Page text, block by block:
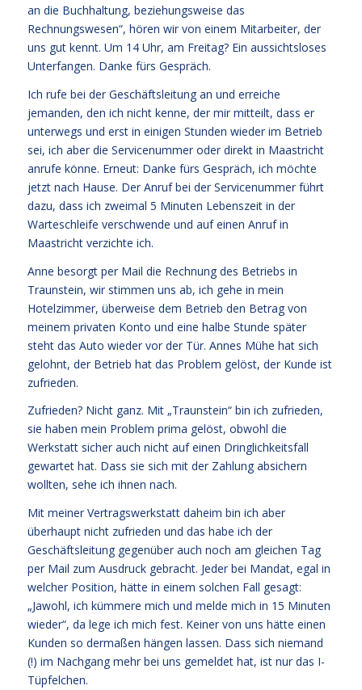
an die Buchhaltung, beziehungsweise das
Rechnungswesen“, hören wir von einem Mitarbeiter, der
uns gut kennt. Um 14 Uhr, am Freitag? Ein aussichtsloses
Unterfangen. Danke fürs Gespräch.
Ich rufe bei der Geschäftsleitung an und erreiche
jemanden, den ich nicht kenne, der mir mitteilt, dass er
unterwegs und erst in einigen Stunden wieder im Betrieb
sei, ich aber die Servicenummer oder direkt in Maastricht
anrufe könne. Erneut: Danke fürs Gespräch, ich möchte
jetzt nach Hause. Der Anruf bei der Servicenummer führt
dazu, dass ich zweimal 5 Minuten Lebenszeit in der
Warteschleife verschwende und auf einen Anruf in
Maastricht verzichte ich.
Anne besorgt per Mail die Rechnung des Betriebs in
Traunstein, wir stimmen uns ab, ich gehe in mein
Hotelzimmer, überweise dem Betrieb den Betrag von
meinem privaten Konto und eine halbe Stunde später
steht das Auto wieder vor der Tür. Annes Mühe hat sich
gelohnt, der Betrieb hat das Problem gelöst, der Kunde ist
zufrieden.
Zufrieden? Nicht ganz. Mit „Traunstein“ bin ich zufrieden,
sie haben mein Problem prima gelöst, obwohl die
Werkstatt sicher auch nicht auf einen Dringlichkeitsfall
gewartet hat. Dass sie sich mit der Zahlung absichern
wollten, sehe ich ihnen nach.
Mit meiner Vertragswerkstatt daheim bin ich aber
überhaupt nicht zufrieden und das habe ich der
Geschäftsleitung gegenüber auch noch am gleichen Tag
per Mail zum Ausdruck gebracht. Jeder bei Mandat, egal in
welcher Position, hätte in einem solchen Fall gesagt:
„Jawohl, ich kümmere mich und melde mich in 15 Minuten
wieder“, da lege ich mich fest. Keiner von uns hätte einen
Kunden so dermaßen hängen lassen. Dass sich niemand
(!) im Nachgang mehr bei uns gemeldet hat, ist nur das I-
Tüpfelchen.